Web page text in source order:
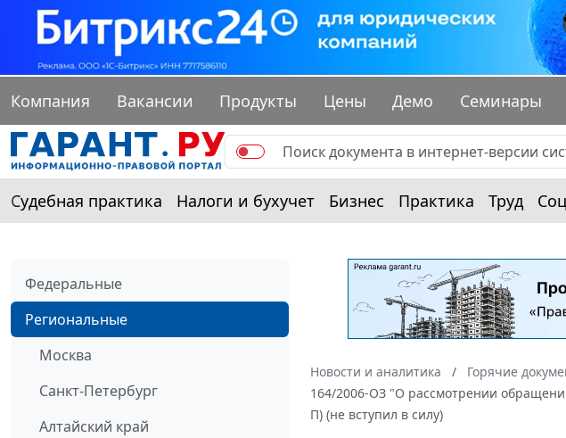
Компания Вакансии Продукты Цены Демо Семинары
Судебная практика Налоги и бухучет Бизнес Практика Труд
Федеральные
Региональные
Москва
Санкт-Петербург
Алтайский край
Новости и аналитика Горячие
164/2006-ОЗ "О рассмотрении
П) (не вступил в силу)